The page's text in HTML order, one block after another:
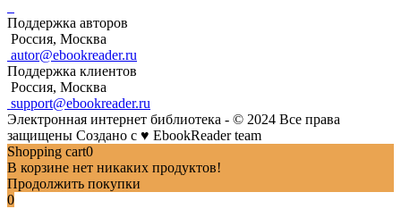
Поддержка авторов
Россия, Москва
autor@ebookreader.ru
Поддержка клиентов
Россия, Москва
support@ebookreader.ru
Электронная интернет библиотека - © 2024 Все права
защищены Создано с ♥ EbookReader team
Shopping cart0
В корзине нет никаких продуктов!
Продолжить покупки
0